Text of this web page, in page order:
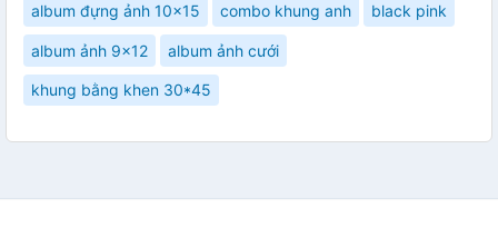
album đựng ảnh 10x15 combo khung anh black pink
album ảnh 9x12 album ảnh cưới
khung bằng khen 30*45